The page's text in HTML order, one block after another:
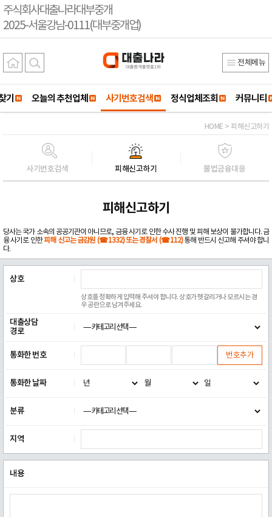
주식회사대출나라대부중개
2025-서울강남-0111(대부중개업)
전체메뉴
기 오늘의 추천업체 사기번호검색 정식업체조회 커뮤니티
HOME > 피해신고하기
사기번호검색 피해신고하기 불법금융대응
피해신고하기
당사는 국가 소속의 공공기관이 아니므로, 금융 사기로 인한 수사 진행 및 피해 보상이 불가합니다. 금
융 사기로 인한피해 신고는 금감원 (☎1332) 또는 경찰서 (☎112)통해 반드시 신고해 주셔야 합니
다.
상호
상호를 정확하게 입력해 주셔야 합니다. 상호가 헷갈리거나 모르시는 경
우 공란으로 남겨주세요.
대출상담
경로
통화한 번호 번호추가
통화한 날짜
분류
지역
내용